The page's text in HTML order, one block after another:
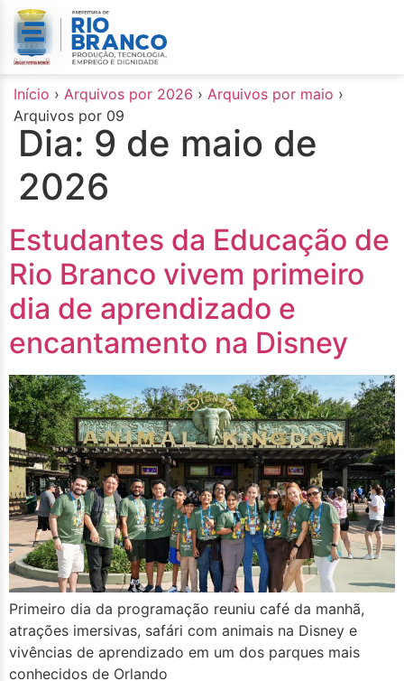
conteúdo
Início › Arquivos por 2026 › Arquivos por maio ›
Arquivos por 09
Dia: 9 de maio de
2026
Estudantes da Educação de
Rio Branco vivem primeiro
dia de aprendizado e
encantamento na Disney
Primeiro dia da programação reuniu café da manhã,
atrações imersivas, safári com animais na Disney e
vivências de aprendizado em um dos parques mais
conhecidos de Orlando